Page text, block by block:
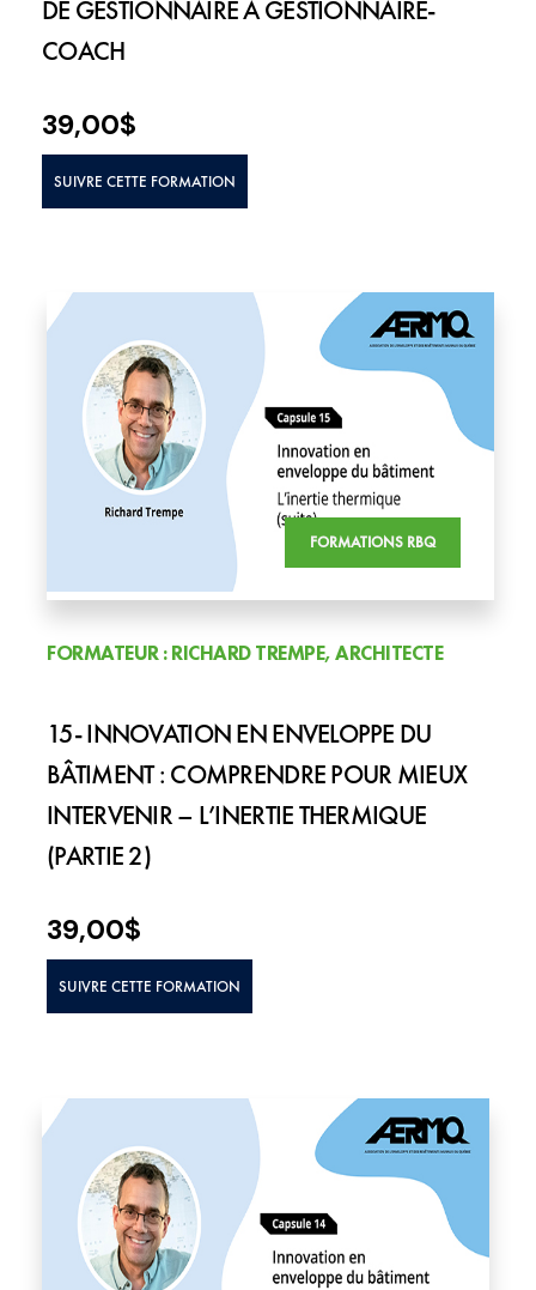
DE GESTIONNAIRE À GESTIONNAIRE-
COACH
39,00$
SUIVRE CETTE FORMATION
FORMATIONS RBQ
FORMATEUR : RICHARD TREMPE, ARCHITECTE
15- INNOVATION EN ENVELOPPE DU
BÂTIMENT : COMPRENDRE POUR MIEUX
INTERVENIR – L’INERTIE THERMIQUE
(PARTIE 2)
39,00$
SUIVRE CETTE FORMATION